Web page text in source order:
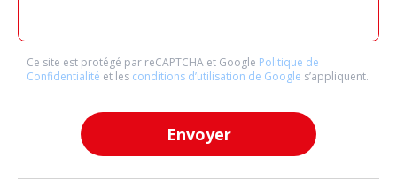
Ce site est protégé par reCAPTCHA et Google Politique de
Confidentialité et les conditions d’utilisation de Google s’appliquent.
Envoyer